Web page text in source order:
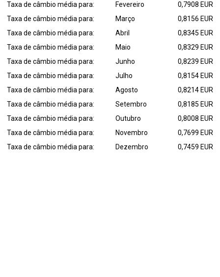
Taxa de câmbio média para:
Fevereiro
0,7908 EUR
Taxa de câmbio média para:
Março
0,8156 EUR
Taxa de câmbio média para:
Abril
0,8345 EUR
Taxa de câmbio média para:
Maio
0,8329 EUR
Taxa de câmbio média para:
Junho
0,8239 EUR
Taxa de câmbio média para:
Julho
0,8154 EUR
Taxa de câmbio média para:
Agosto
0,8214 EUR
Taxa de câmbio média para:
Setembro
0,8185 EUR
Taxa de câmbio média para:
Outubro
0,8008 EUR
Taxa de câmbio média para:
Novembro
0,7699 EUR
Taxa de câmbio média para:
Dezembro 0,7459 EUR